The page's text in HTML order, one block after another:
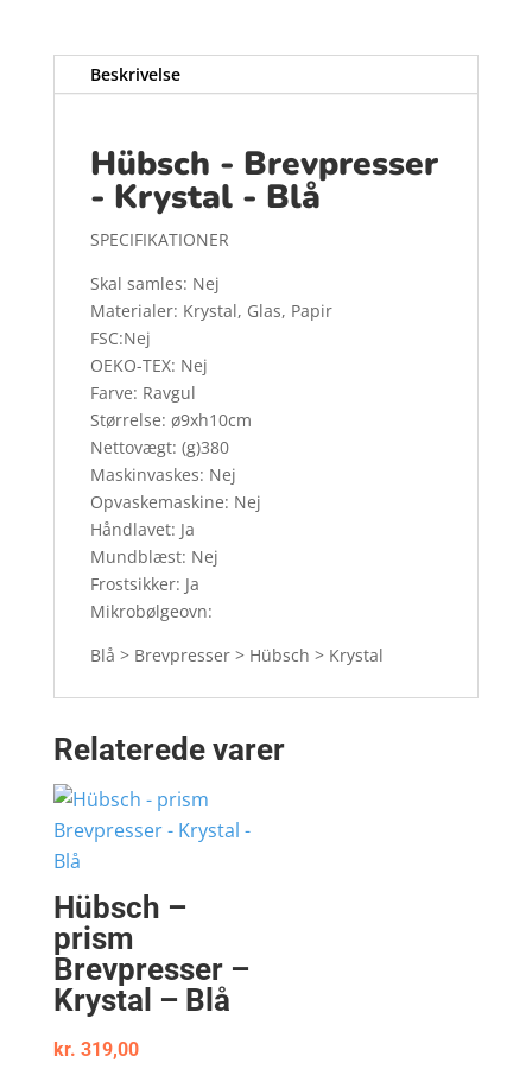
Beskrivelse
Hübsch - Brevpresser
- Krystal - Blå
SPECIFIKATIONER
Skal samles: Nej
Materialer: Krystal, Glas, Papir
FSC:Nej
OEKO-TEX: Nej
Farve: Ravgul
Størrelse: ø9xh10cm
Nettovægt: (g)380
Maskinvaskes: Nej
Opvaskemaskine: Nej
Håndlavet: Ja
Mundblæst: Nej
Frostsikker: Ja
Mikrobølgeovn:
Blå > Brevpresser > Hübsch > Krystal
Relaterede varer
Hübsch –
prism
Brevpresser –
Krystal – Blå
kr. 319,00